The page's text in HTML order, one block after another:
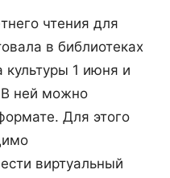
чтения для
в библиотеках
культуры 1 июня и
В ней можно
Для этого
виртуальный